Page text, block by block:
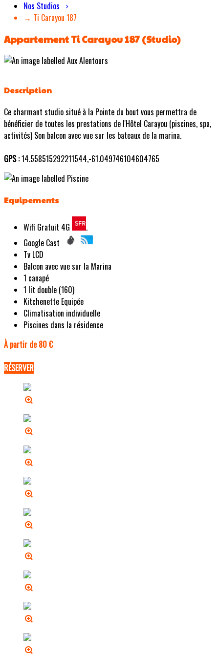
Nos Studios
→ Ti Carayou 187
Appartement Ti Carayou 187 (Studio)
Description
Ce charmant studio situé à la Pointe du bout vous permettra de
bénéficier de toutes les prestations de l'Hôtel Carayou (piscines, spa,
activités) Son balcon avec vue sur les bateaux de la marina.
GPS :14.558515292211544,-61.049746104604765
Equipements
Wifi Gratuit 4G
.
Google Cast
Tv LCD
Balcon avec vue sur la Marina
1 canapé
1 lit double (160)
Kitchenette Equipée
Climatisation individuelle
Piscines dans la résidence
À partir de 80 €
RÉSERVER